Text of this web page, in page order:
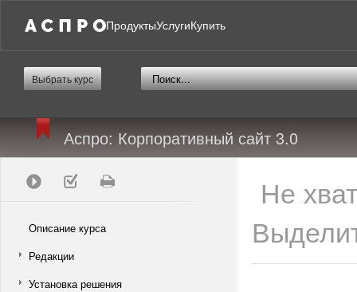
ПродуктыУслугиКупить
Выбрать курс
Аспро: Корпоративный сайт 3.0
Описание курса
Редакции
Установка решения
Не